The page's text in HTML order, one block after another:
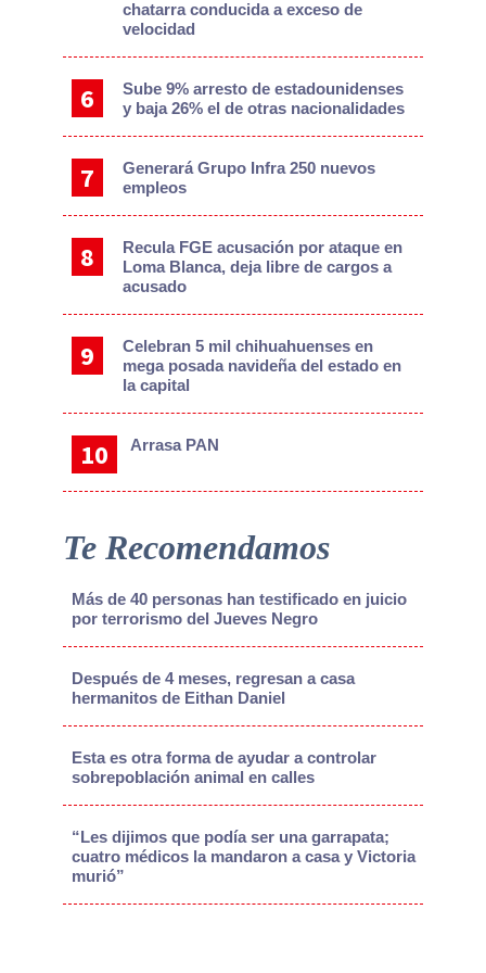
chatarra conducida a exceso de
velocidad
Sube 9% arresto de estadounidenses
y baja 26% el de otras nacionalidades
Generará Grupo Infra 250 nuevos
empleos
Recula FGE acusación por ataque en
Loma Blanca, deja libre de cargos a
acusado
Celebran 5 mil chihuahuenses en
mega posada navideña del estado en
la capital
Arrasa PAN
Te Recomendamos
Más de 40 personas han testificado en juicio
por terrorismo del Jueves Negro
Después de 4 meses, regresan a casa
hermanitos de Eithan Daniel
Esta es otra forma de ayudar a controlar
sobrepoblación animal en calles
“Les dijimos que podía ser una garrapata;
cuatro médicos la mandaron a casa y Victoria
murió”